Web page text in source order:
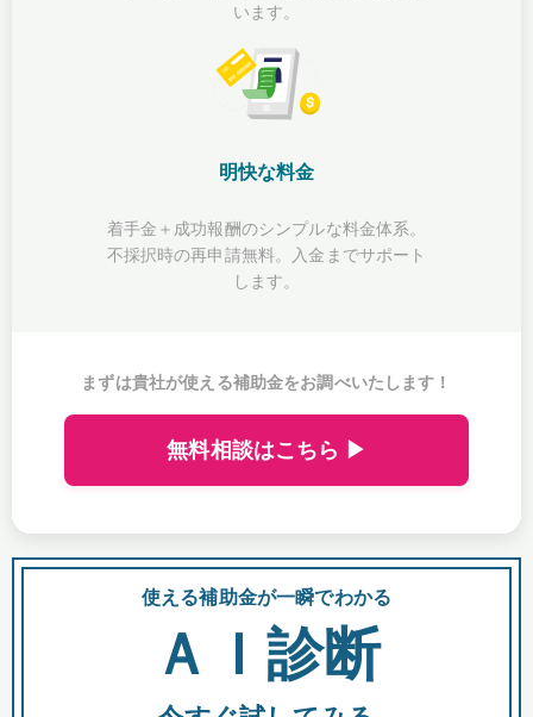
います。
明快な料金
着手金＋成功報酬のシンプルな料金体系。
不採択時の再申請無料。入金までサポート
します。
まずは貴社が使える補助金をお調べいたします！
無料相談はこちら ▶
使える補助金が一瞬でわかる
ＡＩ診断